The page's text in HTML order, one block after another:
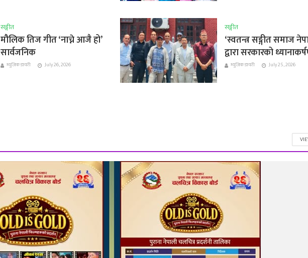
सङ्गीत
मौलिक तिज गीत ‘नाच्ने आजै हो’
सार्वजनिक
म्युजिक डायरी July 26, 2026
सङ्गीत
‘स्वतन्त्र सङ्गीत समाज
द्वारा सरकारको
म्युजिक डायरी July 25, 2026